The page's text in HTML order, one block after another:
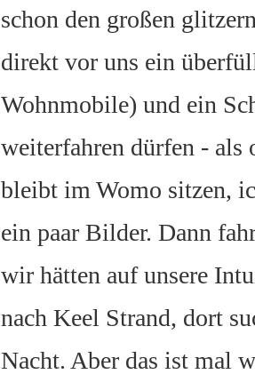
schon den großen
direkt vor uns ein
Wohnmobile) und ein
weiterfahren dürfen - als
bleibt im Womo sitzen,
ein paar Bilder. Dann
wir hätten auf unsere
nach Keel Strand, dort
Nacht. Aber das ist mal